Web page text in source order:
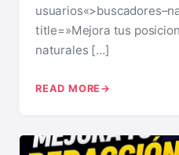
title=»Mejora tus
naturales […]
READ MORE